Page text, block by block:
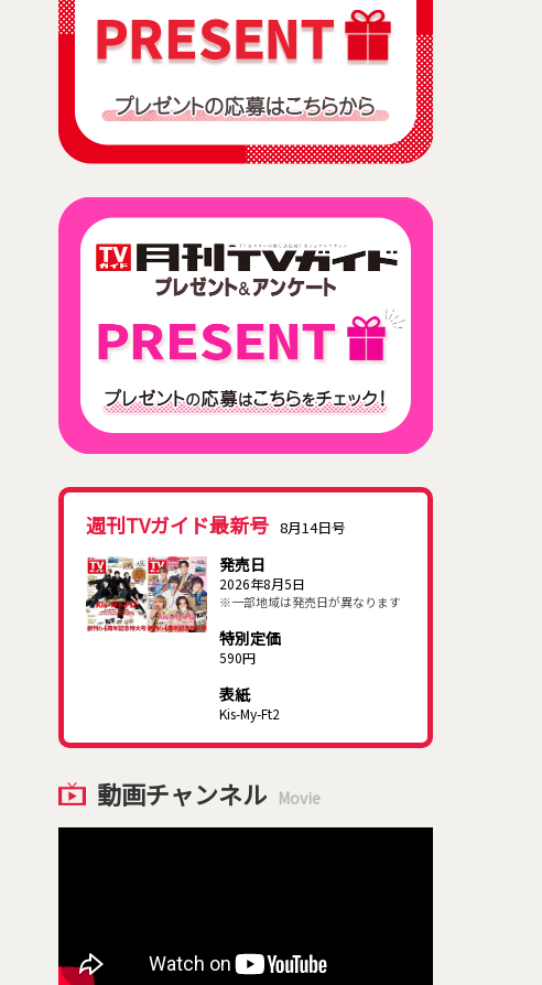
週刊TVガイド最新号 8月14日号
発売日
2026年8月5日
※一部地域は発売日が異なります
特別定価
590円
表紙
Kis-My-Ft2
動画チャンネル Movie